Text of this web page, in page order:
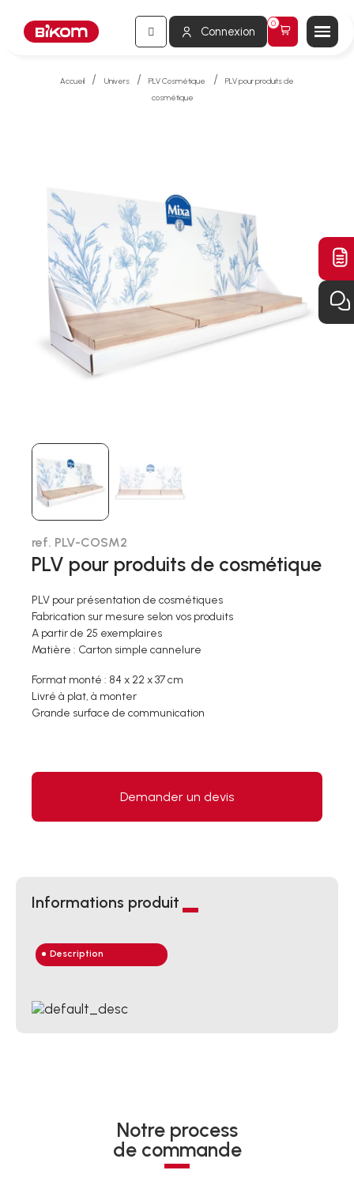
Connexion
Accueil Univers PLV Cosmétique
PLV pour produits de
cosmétique
ref. PLV-COSM2
PLV pour produits de cosmétique
PLV pour présentation de cosmétiques
Fabrication sur mesure selon vos produits
A partir de 25 exemplaires
Matière : Carton simple cannelure
Format monté : 84 x 22 x 37 cm
Livré à plat, à monter
Grande surface de communication
Demander un devis
Informations produit
Description
Notre process
de commande